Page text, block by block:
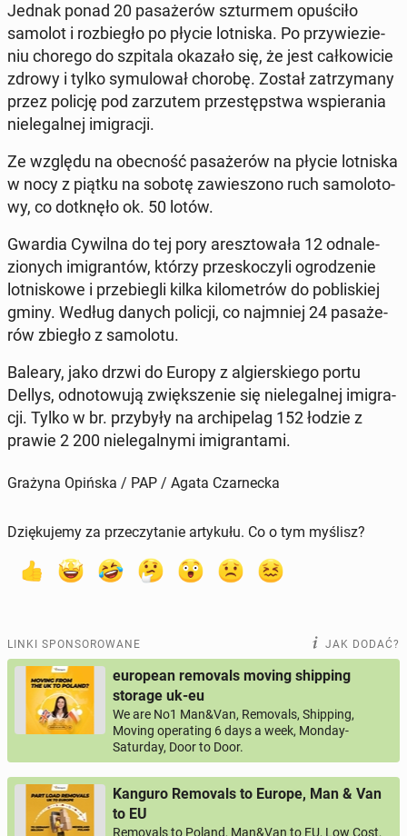
Jednak ponad 20 pa­sa­że­rów sztur­mem opu­ści­ło
samolot i roz­bie­gło po płycie lot­ni­ska. Po przy­wie­zie­
niu chorego do szpi­ta­la okazało się, że jest cał­ko­wi­cie
zdrowy i tylko sy­mu­lo­wał chorobę. Został za­trzy­ma­ny
przez policję pod za­rzu­tem prze­stęp­stwa wspie­ra­nia
nie­le­gal­nej imi­gra­cji.
Ze względu na obec­ność pa­sa­że­rów na płycie lot­ni­ska
w nocy z piątku na sobotę za­wie­szo­no ruch sa­mo­lo­to­
wy, co do­tknę­ło ok. 50 lotów.
Gwardia Cywilna do tej pory aresz­to­wa­ła 12 od­na­le­
zio­nych imi­gran­tów, którzy prze­sko­czy­li ogro­dze­nie
lot­ni­sko­we i prze­bie­gli kilka ki­lo­me­trów do po­bli­skiej
gminy. Według danych policji, co naj­mniej 24 pa­sa­że­
rów zbiegło z sa­mo­lo­tu.
Baleary, jako drzwi do Europy z al­gier­skie­go portu
Dellys, od­no­to­wu­ją zwięk­sze­nie się nie­le­gal­nej imi­gra­
cji. Tylko w br. przy­by­ły na ar­chi­pe­lag 152 łodzie z
prawie 2 200 nie­le­gal­ny­mi imi­gran­ta­mi.
Grażyna Opińska / PAP / Agata Czarnecka
Dziękujemy za przeczytanie artykułu. Co o tym myślisz?
LINKI SPONSOROWANE JAK DODAĆ?
european removals moving shipping
storage uk-eu
We are No1 Man&Van, Removals, Shipping,
Moving operating 6 days a week, Monday-
Saturday, Door to Door.
Kanguro Removals to Europe, Man & Van
to EU
Removals to Poland, Man&Van to EU, Low Cost,